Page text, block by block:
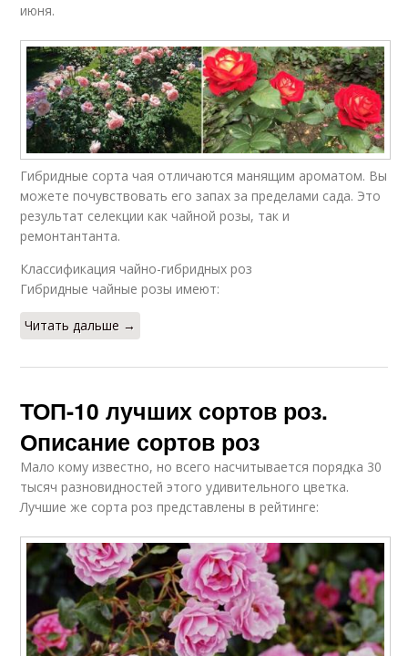
июня.
Гибридные сорта чая отличаются манящим ароматом. Вы
можете почувствовать его запах за пределами сада. Это
результат селекции как чайной розы, так и
ремонтантанта.
Классификация чайно-гибридных роз
Гибридные чайные розы имеют:
Читать дальше →
ТОП-10 лучших сортов роз.
Описание сортов роз
Мало кому известно, но всего насчитывается порядка 30
тысяч разновидностей этого удивительного цветка.
Лучшие же сорта роз представлены в рейтинге: